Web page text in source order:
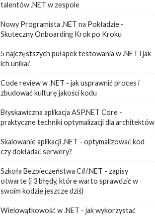
talentów .NET w zespole
Nowy Programista .NET na Pokładzie -
Skuteczny Onboarding Krok po Kroku
5 najczęstszych pułapek testowania w .NET i jak
ich unikać
Code review w .NET - jak usprawnić proces i
zbudować kulturę jakości kodu
Błyskawiczna aplikacja ASP.NET Core -
praktyczne techniki optymalizacji dla architektów
Skalowanie aplikacji .NET - optymalizować kod
czy dokładać serwery?
Szkoła Bezpieczeństwa C#/.NET - zapisy
otwarte (i 3 błędy, które warto sprawdzić w
swoim kodzie jeszcze dziś)
Wielowątkowość w .NET - jak wykorzystać